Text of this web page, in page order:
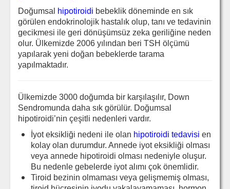
Doğumsal
hipotiroidi bebeklik döneminde en sık
görülen endokrinolojik hastalık olup, tanı ve tedavinin
gecikmesi ile geri dönüşümsüz zeka geriliğine neden
olur. Ülkemizde 2006 yılından beri TSH ölçümü
yapılarak yeni doğan bebeklerde tarama
yapılmaktadır.
Ülkemizde 3000 doğumda bir karşılaşılır, Down
Sendromunda daha sık görülür. Doğumsal
hipotiroidi’nin çeşitli nedenleri vardır.
İyot eksikliği nedeni ile olan hipotiroidi tedavisi en
kolay olan durumdur. Annede iyot eksikliği olması
veya annede hipotiroidi olması nedeniyle oluşur.
Bu nedenle gebelerde iyot alımı çok önemlidir.
Tiroid bezinin olmaması veya gelişmemiş olması,